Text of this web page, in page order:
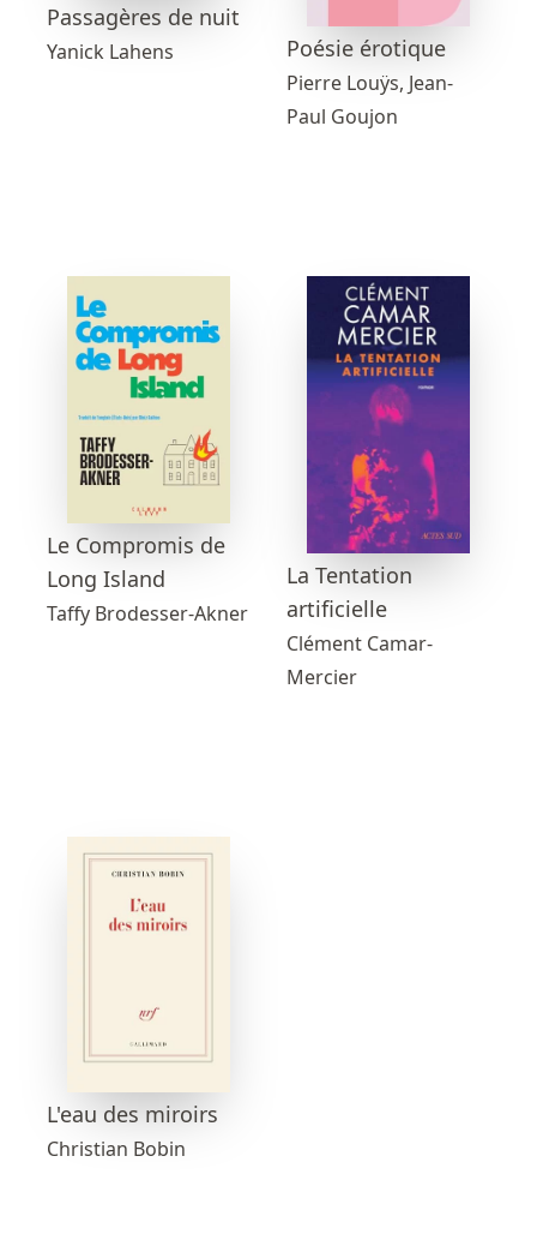
Passagères de nuit
Yanick Lahens Poésie érotique
Pierre Louÿs, Jean-
Paul Goujon
Le Compromis de
Long Island
Taffy Brodesser-Akner
La Tentation
artificielle
Clément Camar-
Mercier
L'eau des miroirs
Christian Bobin